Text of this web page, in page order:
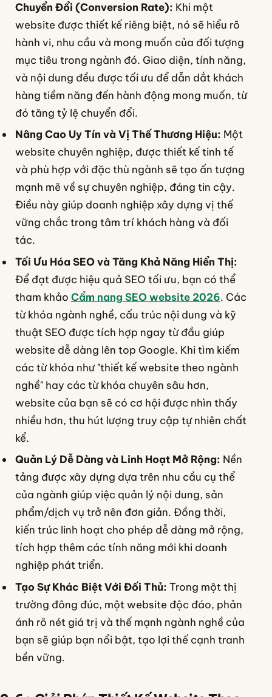
Chuyển Đổi (Conversion Rate): Khi một
website được thiết kế riêng biệt, nó sẽ hiểu rõ
hành vi, nhu cầu và mong muốn của đối tượng
mục tiêu trong ngành đó. Giao diện, tính năng,
và nội dung đều được tối ưu để dẫn dắt khách
hàng tiềm năng đến hành động mong muốn, từ
đó tăng tỷ lệ chuyển đổi.
Nâng Cao Uy Tín và Vị Thế Thương Hiệu: Một
website chuyên nghiệp, được thiết kế tinh tế
và phù hợp với đặc thù ngành sẽ tạo ấn tượng
mạnh mẽ về sự chuyên nghiệp, đáng tin cậy.
Điều này giúp doanh nghiệp xây dựng vị thế
vững chắc trong tâm trí khách hàng và đối
tác.
Tối Ưu Hóa SEO và Tăng Khả Năng Hiển Thị:
Để đạt được hiệu quả SEO tối ưu, bạn có thể
tham khảo Cẩm nang SEO website 2026. Các
từ khóa ngành nghề, cấu trúc nội dung và kỹ
thuật SEO được tích hợp ngay từ đầu giúp
website dễ dàng lên top Google. Khi tìm kiếm
các từ khóa như "thiết kế website theo ngành
nghề" hay các từ khóa chuyên sâu hơn,
website của bạn sẽ có cơ hội được nhìn thấy
nhiều hơn, thu hút lượng truy cập tự nhiên chất
kể.
Quản Lý Dễ Dàng và Linh Hoạt Mở Rộng: Nền
tảng được xây dựng dựa trên nhu cầu cụ thể
của ngành giúp việc quản lý nội dung, sản
phẩm/dịch vụ trở nên đơn giản. Đồng thời,
kiến trúc linh hoạt cho phép dễ dàng mở rộng,
tích hợp thêm các tính năng mới khi doanh
nghiệp phát triển.
Tạo Sự Khác Biệt Với Đối Thủ: Trong một thị
trường đông đúc, một website độc đáo, phản
ánh rõ nét giá trị và thế mạnh ngành nghề của
bạn sẽ giúp bạn nổi bật, tạo lợi thế cạnh tranh
bền vững.